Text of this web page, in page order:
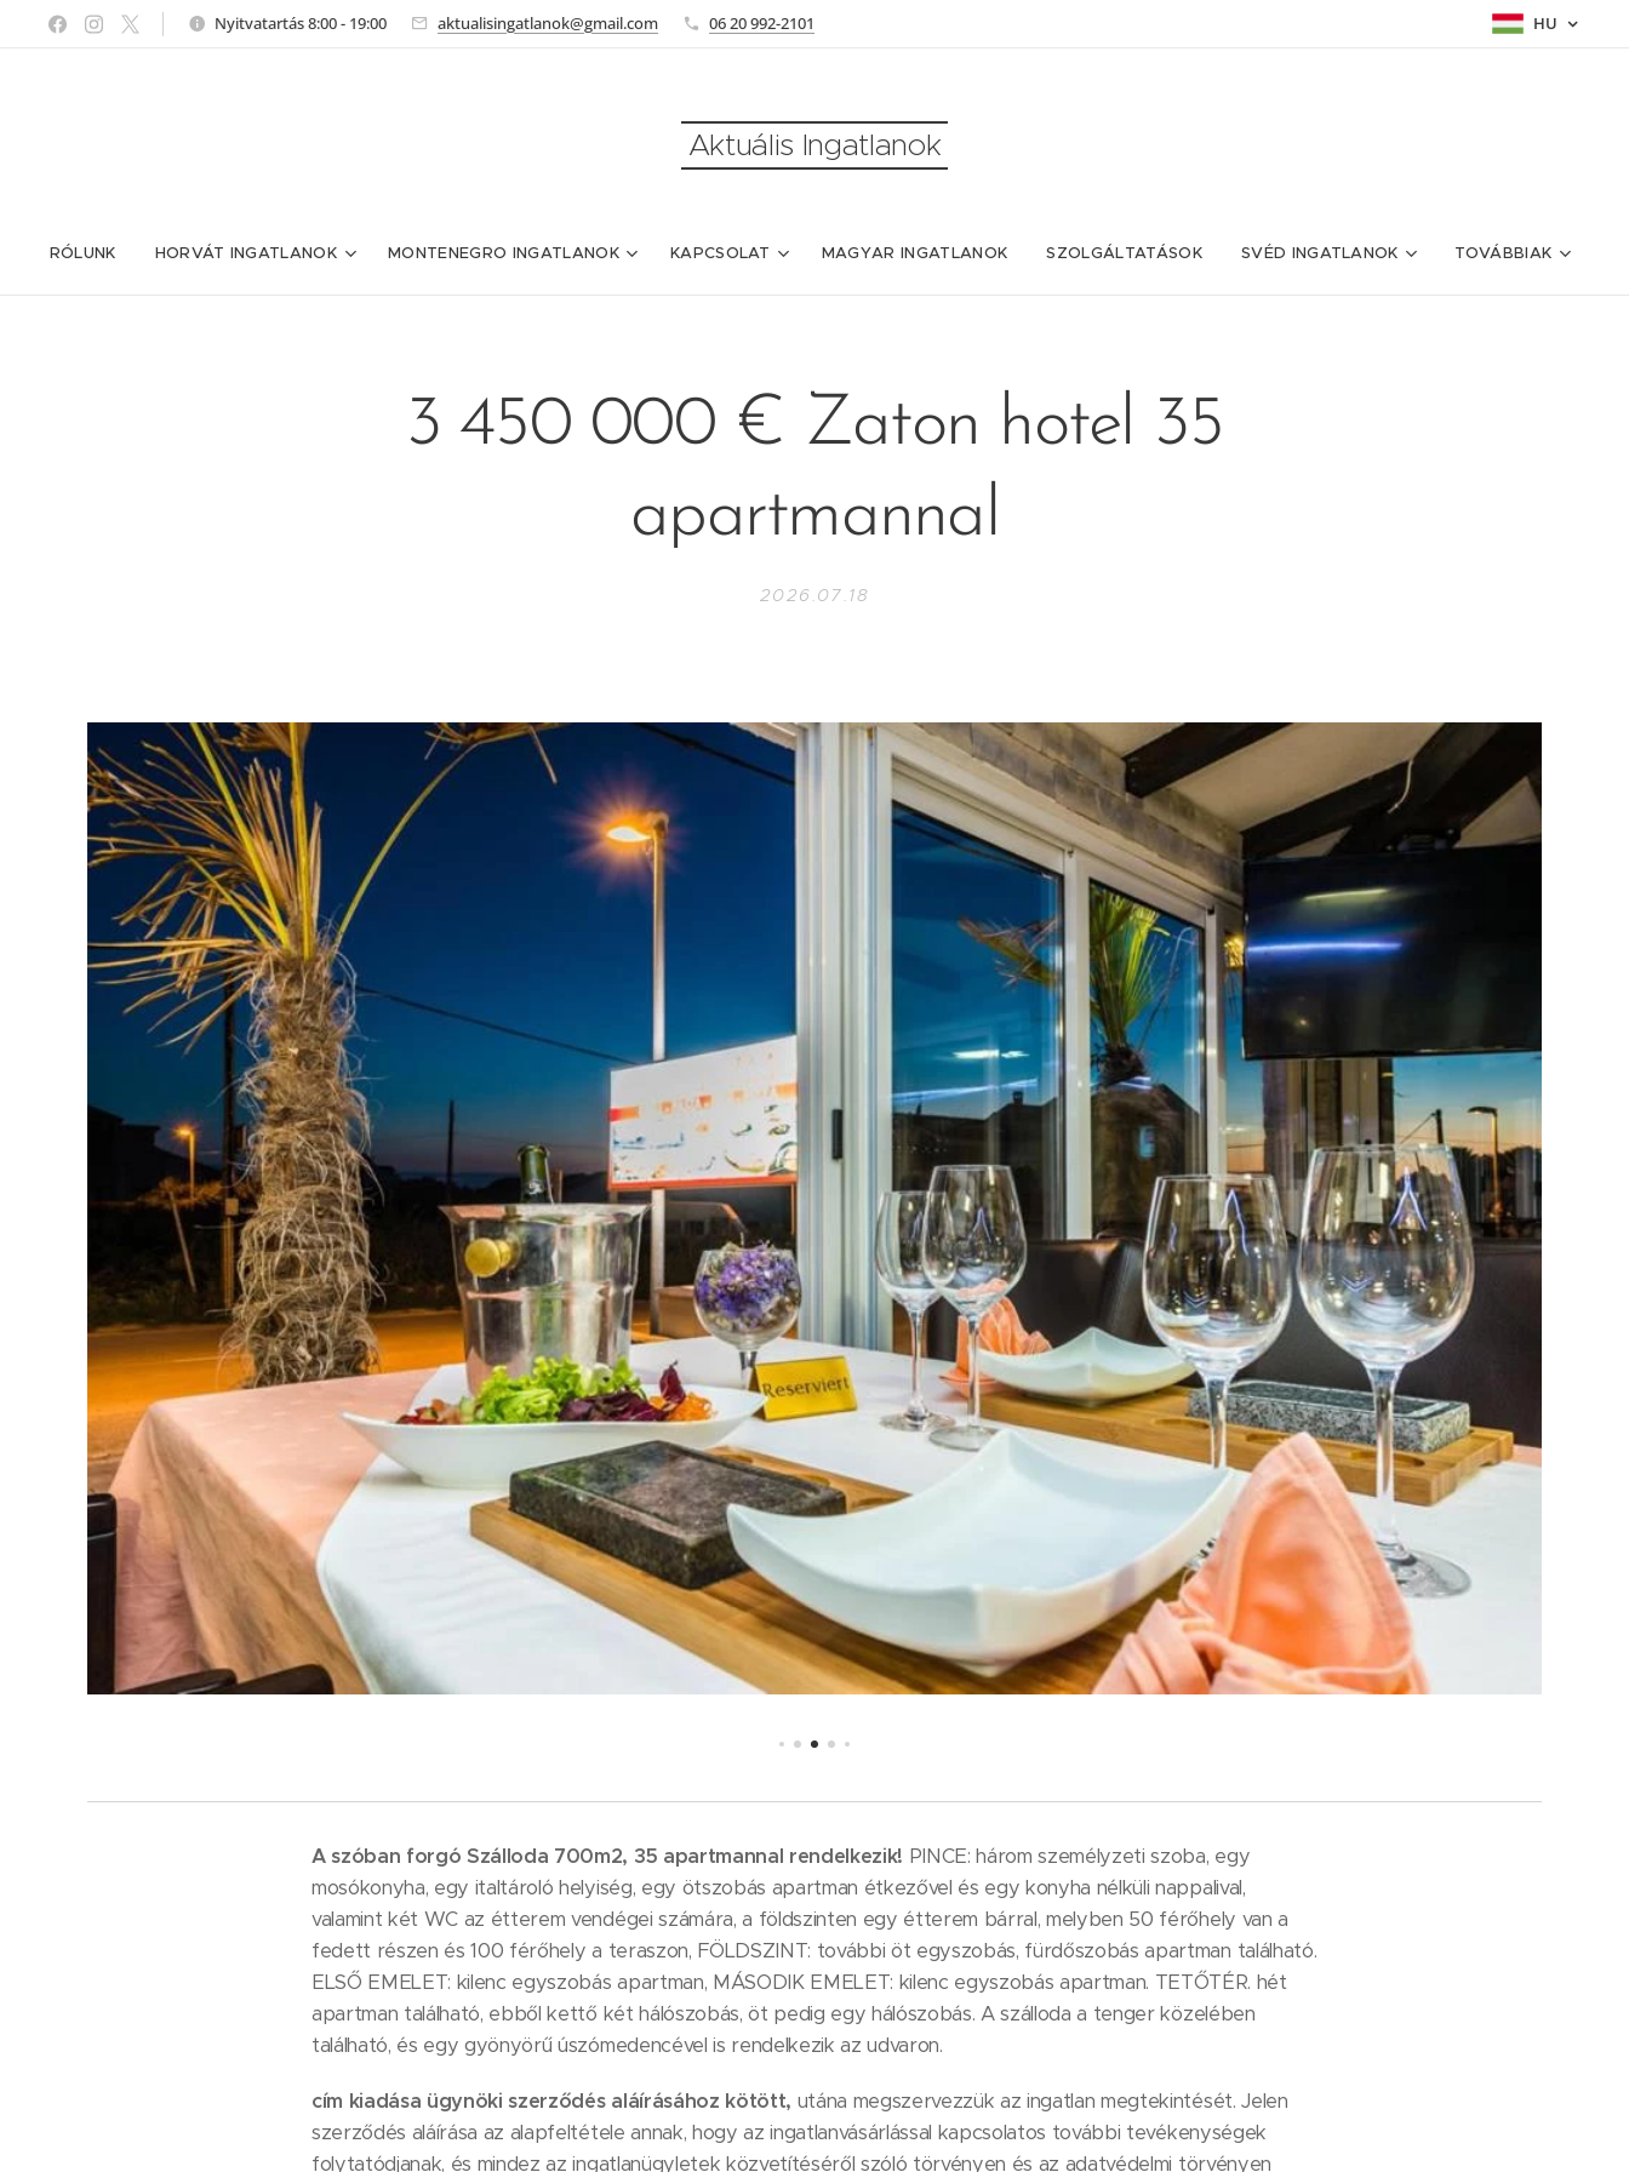
Nyitvatartás 8:00 - 19:00 aktualisingatlanok@gmail.com 06 20 992-2101 HU
Aktuális Ingatlanok
RÓLUNK HORVÁT INGATLANOK MONTENEGRO INGATLANOK KAPCSOLAT MAGYAR INGATLANOK SZOLGÁLTATÁSOK SVÉD INGATLANOK TOVÁBBIAK
3 450 000 € Zaton hotel 35
apartmannal
2026.07.18
A szóban forgó Szálloda 700m2, 35 apartmannal rendelkezik! PINCE: három személyzeti szoba, egy
mosókonyha, egy italtároló helyiség, egy ötszobás apartman étkezővel és egy konyha nélküli nappalival,
valamint két WC az étterem vendégei számára, a földszinten egy étterem bárral, melyben 50 férőhely van a
fedett részen és 100 férőhely a teraszon, FÖLDSZINT: további öt egyszobás, fürdőszobás apartman található.
ELSŐ EMELET: kilenc egyszobás apartman, MÁSODIK EMELET: kilenc egyszobás apartman. TETŐTÉR. hét
apartman található, ebből kettő két hálószobás, öt pedig egy hálószobás. A szálloda a tenger közelében
található, és egy gyönyörű úszómedencével is rendelkezik az udvaron.
cím kiadása ügynöki szerződés aláírásához kötött, utána megszervezzük az ingatlan megtekintését. Jelen
szerződés aláírása az alapfeltétele annak, hogy az ingatlanvásárlással kapcsolatos további tevékenységek
folytatódjanak, és mindez az ingatlanügyletek közvetítéséről szóló törvényen és az adatvédelmi törvényen